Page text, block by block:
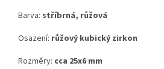
Barva: stříbrná, růžová
Osazení: růžový kubický zirkon
Rozměry: cca 25x6 mm